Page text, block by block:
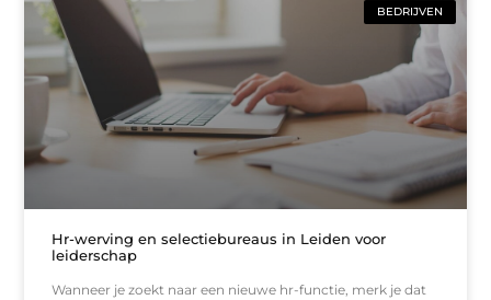
BEDRIJVEN
Hr-werving en selectiebureaus in Leiden voor
leiderschap
Wanneer je zoekt naar een nieuwe hr-functie, merk je dat